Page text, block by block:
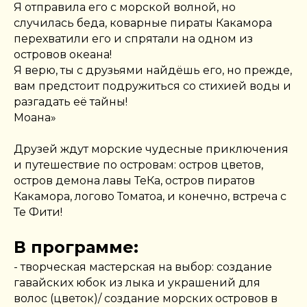
Я отправила его с морской волной, но
случилась беда, коварные пираты Какамора
перехватили его и спрятали на одном из
островов океана!
Я верю, ты с друзьями найдёшь его, но прежде,
вам предстоит подружиться со стихией воды и
разгадать её тайны!
Моана»
Друзей ждут морские чудесные приключения
и путешествие по островам: остров цветов,
остров демона лавы ТеКа, остров пиратов
Какамора, логово Томатоа, и конечно, встреча с
Те Фити!
В программе:
- творческая мастерская на выбор: создание
гавайских юбок из лыка и украшений для
волос (цветок)/ создание морских островов в